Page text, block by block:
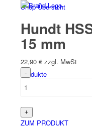
Shop-Übersicht
Produkte
Hundt
15 mm
22,90 € zzgl. MwSt
ZUM PRODUKT